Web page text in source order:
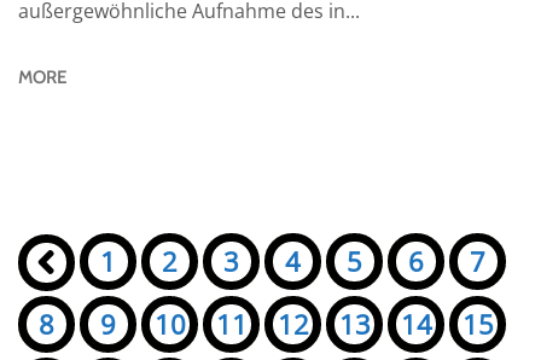
außergewöhnliche Aufnahme des in...
MORE
Seiten:
« 1 2 3 4 5 6
7
8
9 10 11 12 13 14
15